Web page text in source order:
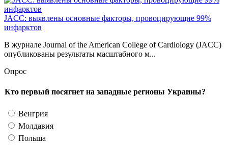
JACC: выявлены основные факторы, провоцирующие 99%
инфарктов
В журнале Journal of the American College of Cardiology (JACC)
опубликованы результаты масштабного м...
Опрос
Кто первый посягнет на западные регионы Украины?
Венгрия
Молдавия
Польша